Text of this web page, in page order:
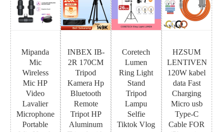
Mipanda
Mic
Wireless
Mic HP
Video
Lavalier
Microphone
Portable
INBEX IB-
2R 170CM
Tripod
Kamera Hp
Bluetooth
Remote
Tripot HP
Aluminum
Coretech
Lumen
Ring Light
Stand
Tripod
Lampu
Selfie
Tiktok Vlog
HZSUM
LENTIVEN
120W kabel
data Fast
Charging
Micro usb
Type-C
Cable FOR